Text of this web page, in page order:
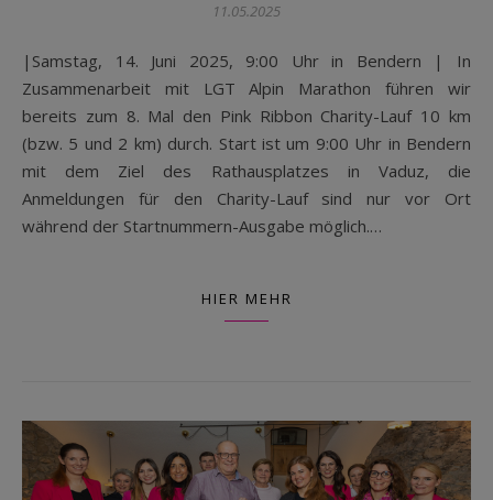
11.05.2025
|Samstag, 14. Juni 2025, 9:00 Uhr in Bendern | In
Zusammenarbeit mit LGT Alpin Marathon führen wir
bereits zum 8. Mal den Pink Ribbon Charity-Lauf 10 km
(bzw. 5 und 2 km) durch. Start ist um 9:00 Uhr in Bendern
mit dem Ziel des Rathausplatzes in Vaduz, die
Anmeldungen für den Charity-Lauf sind nur vor Ort
während der Startnummern-Ausgabe möglich.…
HIER MEHR